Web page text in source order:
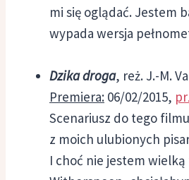
mi się oglądać. Jestem
wypada wersja
Dzika droga, reż. J.-M.
Premiera: 06/02/2015,
Scenariusz do tego
z moich ulubionych
I choć nie jestem wielką